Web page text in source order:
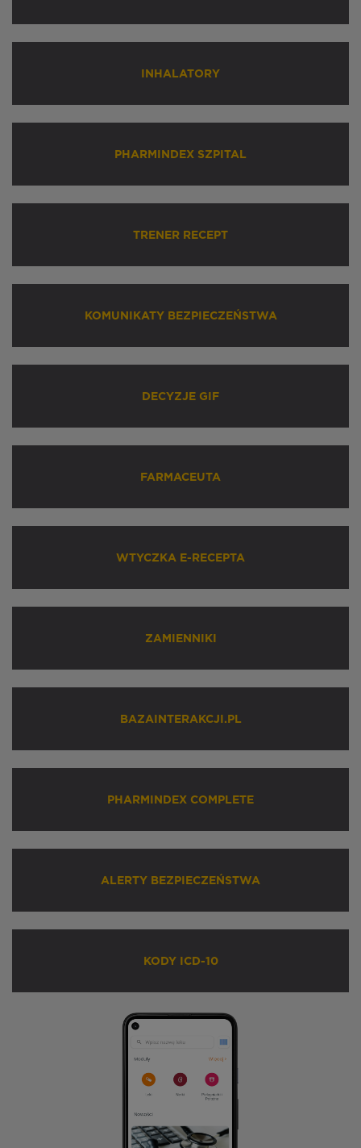
INHALATORY
PHARMINDEX SZPITAL
TRENER RECEPT
KOMUNIKATY BEZPIECZEŃSTWA
DECYZJE GIF
FARMACEUTA
WTYCZKA E-RECEPTA
ZAMIENNIKI
BAZAINTERAKCJI.PL
PHARMINDEX COMPLETE
ALERTY BEZPIECZEŃSTWA
KODY ICD-10